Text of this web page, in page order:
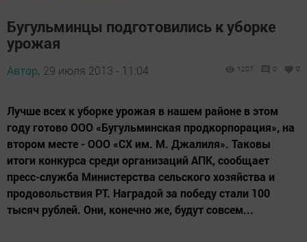
Бугульминцы подготовились к уборке
урожая
Автор, 29 июля 2013 - 11:04 1207 0 0
Лучше всех к уборке урожая в нашем районе в этом
году готово ООО «Бугульминская продкорпорация», на
втором месте - ООО «СХ им. М. Джалиля». Таковы
итоги конкурса среди организаций АПК, сообщает
пресс-служба Министерства сельского хозяйства и
продовольствия РТ. Наградой за победу стали 100
тысяч рублей. Они, конечно же, будут совсем...